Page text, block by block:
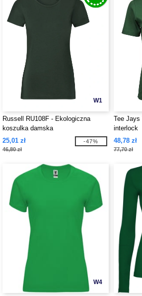
W1
Russell RU108F - Ekologiczna
koszulka damska
25,01 zł
46,80 zł
-47%
Tee Jays
interlock
48,78 zł
77,70 zł
W4